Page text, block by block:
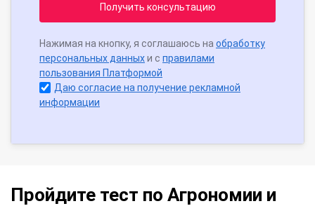
Получить консультацию
Нажимая на кнопку, я соглашаюсь на обработку
персональных данныхи с правилами
пользования Платформой
Даю согласие на получение рекламной
информации
Пройдите тест по Агрономии и